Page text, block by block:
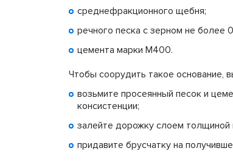
среднефракционного щебня;
речного песка с зерном не более
цемента марки М400.
Чтобы соорудить такое основание,
возьмите просеянный песок и
консистенции;
залейте дорожку слоем толщиной
придавите брусчатку на